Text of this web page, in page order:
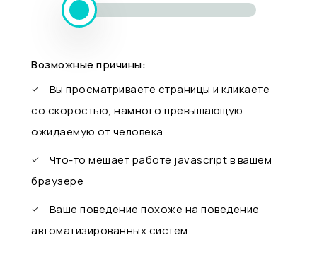
Возможные причины:
Вы просматриваете страницы и кликаете
со скоростью, намного превышающую
ожидаемую от человека
Что-то мешает работе javascript в вашем
браузере
Ваше поведение похоже на поведение
автоматизированных систем